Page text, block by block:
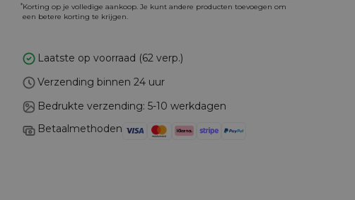
*Korting op je volledige aankoop. Je kunt andere producten toevoegen om
een betere korting te krijgen.
Laatste op voorraad (62 verp.)
Verzending binnen 24 uur
Bedrukte verzending: 5-10 werkdagen
Betaalmethoden